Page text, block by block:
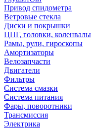
Привод спидометра
Ветровые стекла
Диски и покрышки
ЦПГ, головки, коленвалы
Рамы, рули, гироскопы
Амортизаторы
Велозапчасти
Двигатели
Фильтры
Система смазки
Система питания
Фары, поворотники
Трансмиссия
Электрика